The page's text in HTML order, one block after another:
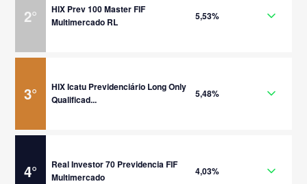
2°
HIX Prev 100 Master FIF
Multimercado RL
5,53%
3°
HIX Icatu Previdenciário Long Only
Qualificad...
5,48%
4°
Real Investor 70 Previdencia FIF
Multimercado
4,03%